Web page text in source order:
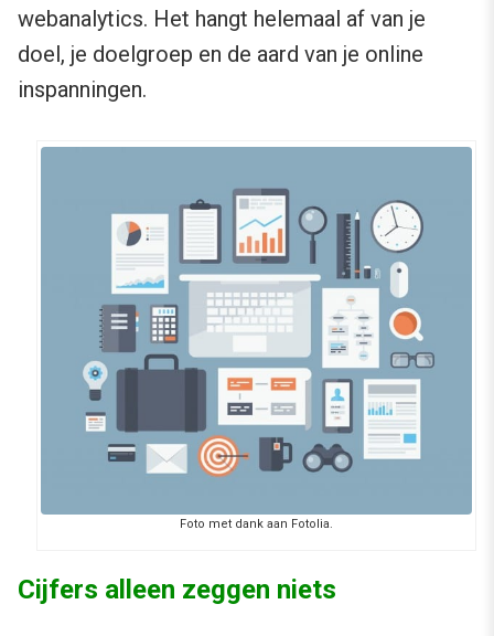
webanalytics. Het hangt helemaal af van je
doel, je doelgroep en de aard van je online
inspanningen.
Foto met dank aan Fotolia.
Cijfers alleen zeggen niets